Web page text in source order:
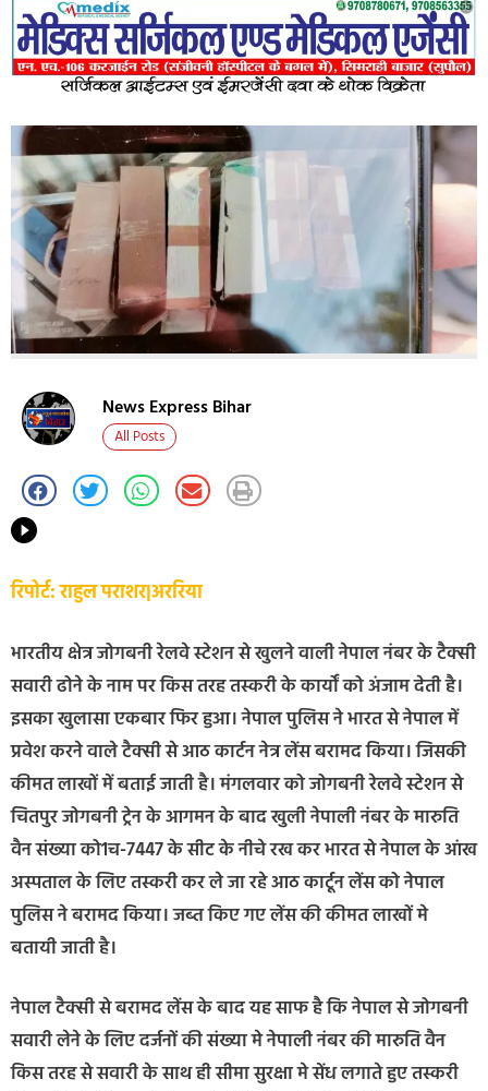
News Express Bihar
All Posts
रिपोर्ट: राहुल पराशर|अररिया
भारतीय क्षेत्र जोगबनी रेलवे स्टेशन से खुलने वाली नेपाल नंबर के टैक्सी
सवारी ढोने के नाम पर किस तरह तस्करी के कार्यों को अंजाम देती है।
इसका खुलासा एकबार फिर हुआ। नेपाल पुलिस ने भारत से नेपाल में
प्रवेश करने वाले टैक्सी से आठ कार्टन नेत्र लेंस बरामद किया। जिसकी
कीमत लाखों में बताई जाती है। मंगलवार को जोगबनी रेलवे स्टेशन से
चितपुर जोगबनी ट्रेन के आगमन के बाद खुली नेपाली नंबर के मारुति
वैन संख्या को1च-7447 के सीट के नीचे रख कर भारत से नेपाल के आंख
अस्पताल के लिए तस्करी कर ले जा रहे आठ कार्टून लेंस को नेपाल
पुलिस ने बरामद किया। जब्त किए गए लेंस की कीमत लाखों मे
बतायी जाती है।
नेपाल टैक्सी से बरामद लेंस के बाद यह साफ है कि नेपाल से जोगबनी
सवारी लेने के लिए दर्जनों की संख्या मे नेपाली नंबर की मारुति वैन
किस तरह से सवारी के साथ ही सीमा सुरक्षा मे सेंध लगाते हुए तस्करी